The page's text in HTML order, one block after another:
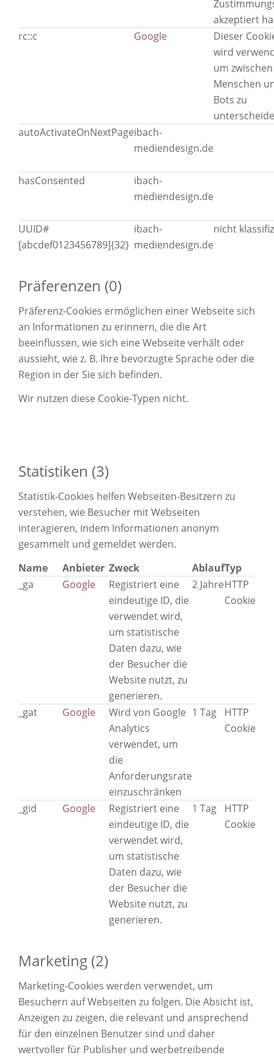
akzeptiert
rc::c
Google
Dieser
wird
um zwischen
Menschen
Bots zu
autoActivateOnNextPageibach-
mediendesign.de
hasConsented
ibach-
mediendesign.de
UUID#
[abcdef0123456789]{32}
ibach-
mediendesign.de
nicht
Präferenzen (0)
Präferenz-Cookies ermöglichen einer Webseite sich
an Informationen zu erinnern, die die Art
beeinflussen, wie sich eine Webseite verhält oder
aussieht, wie z. B. Ihre bevorzugte Sprache oder die
Region in der Sie sich befinden.
Wir nutzen diese Cookie-Typen nicht.
Statistiken (3)
Statistik-Cookies helfen Webseiten-Besitzern zu
verstehen, wie Besucher mit Webseiten
interagieren, indem Informationen anonym
gesammelt und gemeldet werden.
Name
Anbieter Zweck AblaufTyp
_ga
Google
Registriert eine
eindeutige ID, die
verwendet wird,
um statistische
Daten dazu, wie
der Besucher die
Website nutzt, zu
generieren.
2 JahreHTTP
Cookie
_gat Google
Wird von Google
Analytics
verwendet, um
die
Anforderungsrate
einzuschränken
1 Tag
HTTP
Cookie
_gid Google
Registriert eine
eindeutige ID, die
verwendet wird,
um statistische
Daten dazu, wie
der Besucher die
Website nutzt, zu
generieren.
1 Tag
HTTP
Cookie
Marketing (2)
Marketing-Cookies werden verwendet, um
Besuchern auf Webseiten zu folgen. Die Absicht ist,
Anzeigen zu zeigen, die relevant und ansprechend
für den einzelnen Benutzer sind und daher
wertvoller für Publisher und werbetreibende